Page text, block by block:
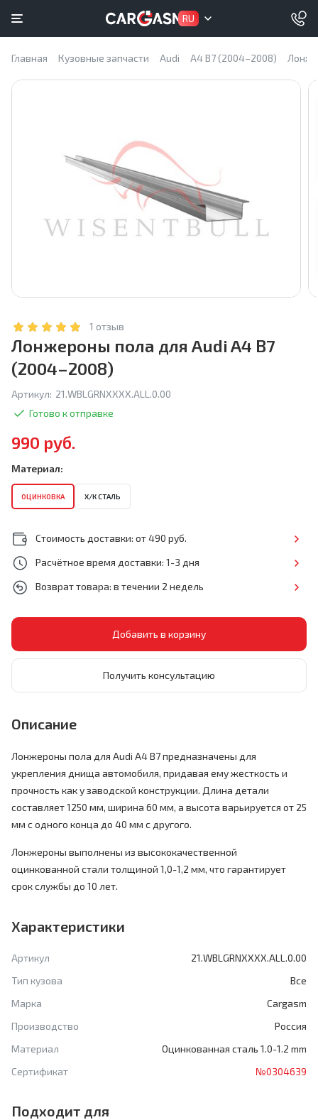
RU
Главная Кузовные запчасти Audi A4 B7 (2004–2008)
1 отзыв
Лонжероны пола для Audi A4 B7
(2004–2008)
Артикул: 21.WBLGRNXXXX.ALL.0.00
Готово к отправке
990 руб.
Материал:
ОЦИНКОВКА Х/К СТАЛЬ
Стоимость доставки: от 490 руб.
Расчётное время доставки: 1-3 дня
Возврат товара: в течении 2 недель
Получить консультацию
Описание
Лонжероны пола для Audi A4 B7 предназначены для
укрепления днища автомобиля, придавая ему жесткость и
прочность как у заводской конструкции. Длина детали
составляет 1250 мм, ширина 60 мм, а высота варьируется от 25
мм с одного конца до 40 мм с другого.
Лонжероны выполнены из высококачественной
оцинкованной стали толщиной 1,0-1,2 мм, что гарантирует
срок службы до 10 лет.
Характеристики
Артикул
21.WBLGRNXXXX.ALL.0.00
Тип кузова
Все
Марка
Cargasm
Производство
Россия
Материал
Оцинкованная сталь 1.0-1.2 mm
Сертификат
№0304639
Подходит для